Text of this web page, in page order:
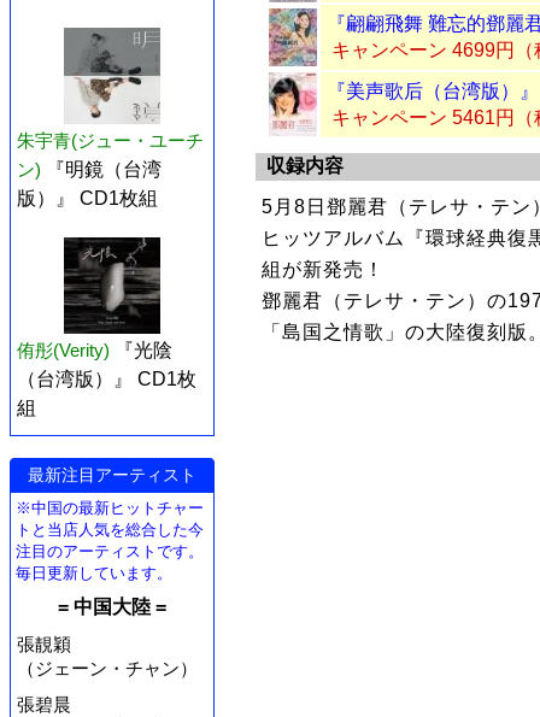
朱宇青(ジュー・ユーチ
ン)
『明鏡（台湾
版）』 CD1枚組
侑彤(Verity)
『光陰
（台湾版）』 CD1枚
組
最新注目アーティスト
※中国の最新ヒットチャー
トと当店人気を総合した今
注目のアーティストです。
毎日更新しています。
= 中国大陸 =
張靚穎
（ジェーン・チャン）
張碧晨
『翩翩飛舞 難忘的鄧麗
キャンペーン 4699円（
『美声歌后（台湾版）
キャンペーン 5461円（
収録内容
5月8日鄧麗君（テレサ・テ
ヒッツアルバム『環球経典
組が新発売！
鄧麗君（テレサ・テン）の
「島国之情歌」の大陸復刻